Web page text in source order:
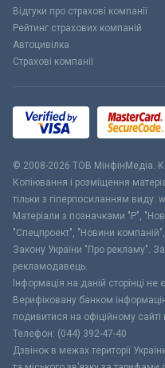
Відгуки про страхові компанії
Рейтинг страхових компаній
Автоцивілка
Страхові компанії
© 2008-2026 ТОВ МiнфiнМедiа.
Копіювання і розміщення
тільки з гіперпосиланням виду:
Матеріали з позначками "Р",
"Спецпроект", "Новини
Закону України "Про рекламу".
рекламодавець.
Інформація на даній сторінці
Верифіковану банком
подивитися на офіційному сайті
Телефон: (044) 392-47-40
Дзвінок в межах території